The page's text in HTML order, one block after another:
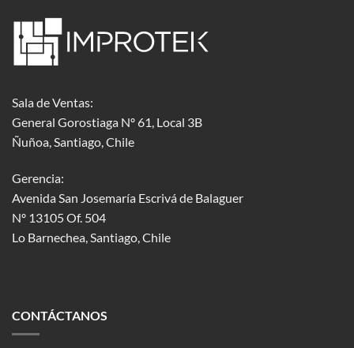
Sala de Ventas:
General Gorostiaga Nº 61, Local 3B
Ñuñoa, Santiago, Chile
Gerencia:
Avenida San Josemaría Escrivá de Balaguer
Nº 13105 Of. 504
Lo Barnechea , Santiago, Chile
CONTÁCTANOS